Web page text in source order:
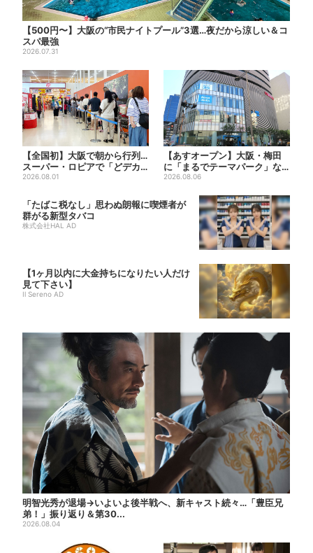
【500円〜】大阪の“市民ナイトプール”3選…夜だから涼しい＆コ
スパ最強
2026.07.31
【全国初】大阪で朝から行列…
スーパー・ロピアで「どデカ
抽選会」、開始30分で“1...
2026.08.01
【あすオープン】大阪・梅田
に「まるでテーマパーク」な
巨大スポーツ店、461ブラン...
2026.08.06
「たばこ税なし」思わぬ朗報に喫煙者が
群がる新型タバコ
株式会社HAL AD
【1ヶ月以内に大金持ちになりたい人だけ
見て下さい】
Il Sereno AD
明智光秀が退場→いよいよ後半戦へ、新キャスト続々…「豊臣兄
弟！」振り返り＆第30...
2026.08.04